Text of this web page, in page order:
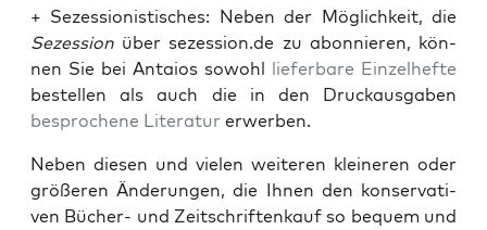
+ Sezes­sio­nis­ti­sches: Neben der Mög­lich­keit, die
Sezes­si­on über sezession.de zu abon­nie­ren, kön­
nen Sie bei Antai­os sowohl lie­fer­ba­re Ein­zel­hef­te
bestel­len als auch die in den Druck­aus­ga­ben
bespro­che­ne Lite­ra­tur erwerben.
Neben die­sen und vie­len wei­te­ren klei­ne­ren oder
grö­ße­ren Ände­run­gen, die Ihnen den kon­ser­va­ti­
ven Bücher- und Zeit­schrif­ten­kauf so bequem und